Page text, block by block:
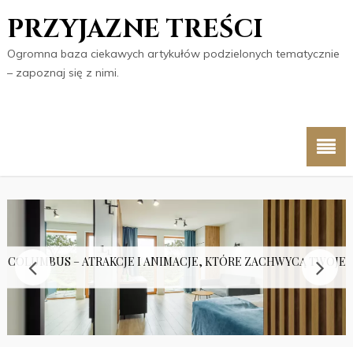
PRZYJAZNE TREŚCI
Ogromna baza ciekawych artykułów podzielonych tematycznie
– zapoznaj się z nimi.
COLUMBUS – ATRAKCJE I ANIMACJE, KTÓRE ZACHWYCĄ TWOJE